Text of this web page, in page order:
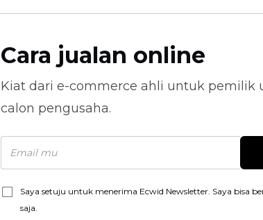
Cara jualan online
Kiat dari e-commerce ahli untuk pemilik
calon pengusaha.
Saya setuju untuk menerima Ecwid Newsletter. Saya bisa
saja.